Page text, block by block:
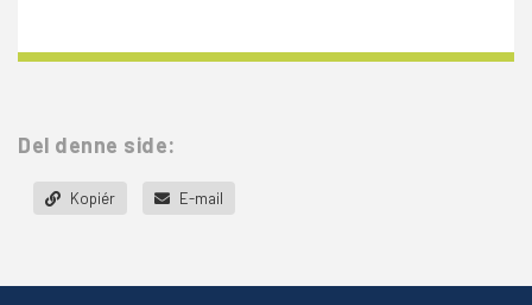
Del denne side:
Kopiér E-mail